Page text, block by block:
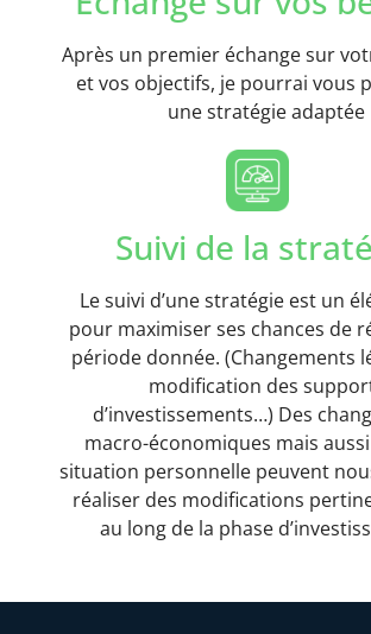
Après un premier échange sur
et vos objectifs, je pourrai vous
une stratégie adaptée
Suivi de la
Le suivi d’une stratégie est un
pour maximiser ses chances de
période donnée. (Changements
modification des
d’investissements…) Des
macro-économiques mais
situation personnelle peuvent
réaliser des modifications
au long de la phase